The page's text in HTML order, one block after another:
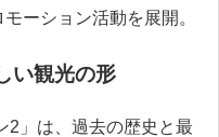
ーション活動を展開。
い観光の形
2」は、過去の歴史と最